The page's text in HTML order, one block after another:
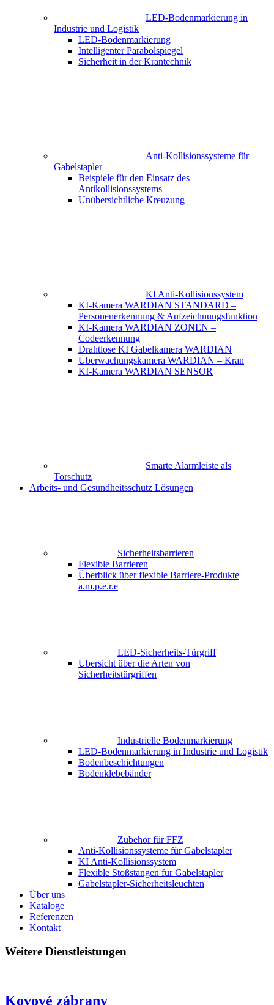
LED-Bodenmarkierung in
Industrie und Logistik
LED-Bodenmarkierung
Intelligenter Parabolspiegel
Sicherheit in der Krantechnik
Anti-Kollisionssysteme für
Gabelstapler
Beispiele für den Einsatz des
Antikollisionssystems
Unübersichtliche Kreuzung
KI Anti-Kollisionssystem
KI-Kamera WARDIAN STANDARD –
Personenerkennung & Aufzeichnungsfunktion
KI-Kamera WARDIAN ZONEN –
Codeerkennung
Drahtlose KI Gabelkamera WARDIAN
Überwachungskamera WARDIAN – Kran
KI-Kamera WARDIAN SENSOR
Smarte Alarmleiste als
Torschutz
Arbeits- und Gesundheitsschutz Lösungen
Sicherheitsbarrieren
Flexible Barrieren
Überblick über flexible Barriere-Produkte
a.m.p.e.r.e
LED-Sicherheits-Türgriff
Übersicht über die Arten von
Sicherheitstürgriffen
Industrielle Bodenmarkierung
LED-Bodenmarkierung in Industrie und Logistik
Bodenbeschichtungen
Bodenklebebänder
Zubehör für FFZ
Anti-Kollisionssysteme für Gabelstapler
KI Anti-Kollisionssystem
Flexible Stoßstangen für Gabelstapler
Gabelstapler-Sicherheitsleuchten
Über uns
Kataloge
Referenzen
Kontakt
Weitere Dienstleistungen
Kovové zábrany